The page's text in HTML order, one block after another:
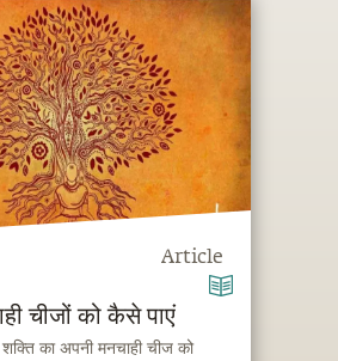
Article
चीजों को कैसे पाएं
का अपनी मनचाही चीज को